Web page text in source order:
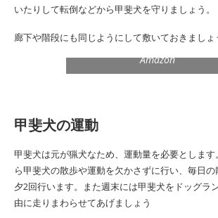
いたりして転倒などから甲斐犬を守りましょう。
廊下や階段にも同じようにして敷いておきましょ
Amazon
甲斐犬の運動
甲斐犬は元が猟犬なため、運動量を必要としま
ら甲斐犬の散歩や運動を欠かさずに行い、毎日
夕2回行います。また週末には甲斐犬を ドッグラ
由に走りまわらせてあげましょう